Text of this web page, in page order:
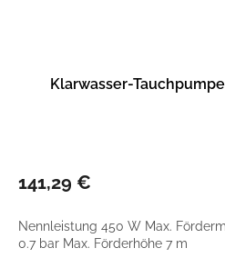
Klarwasser-
141,29 €
Nennleistung 450 W Max.
0.7 bar Max. Förderhöhe 7 m